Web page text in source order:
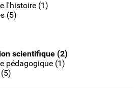
l'histoire (1)
(5)
scientifique (2)
pédagogique (1)